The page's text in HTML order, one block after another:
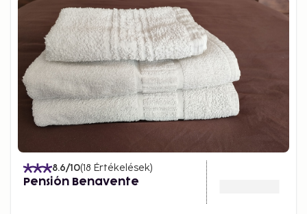
8.6/10(18 Értékelések)
Pensión Benavente